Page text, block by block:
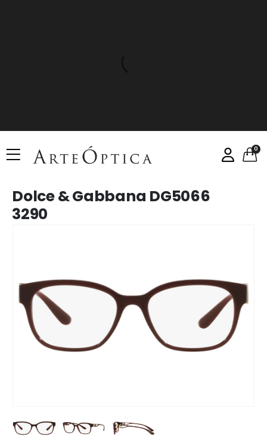
0
Dolce & Gabbana DG5066
3290